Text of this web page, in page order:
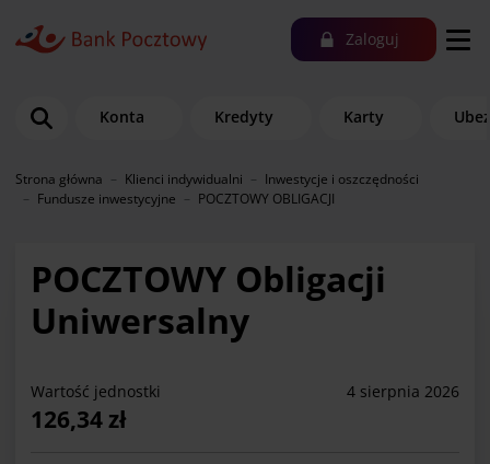
Zaloguj
Konta Kredyty Karty
Strona główna Klienci indywidualni
Inwestycje i oszczędności
Fundusze inwestycyjne
POCZTOWY OBLIGACJI
POCZTOWY Obligacji
Uniwersalny
Wartość jednostki 4 sierpnia 2026
126,34 zł